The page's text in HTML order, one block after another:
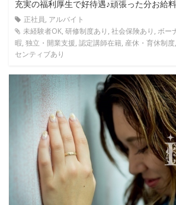
充実の福利厚生で好待遇♪頑張った分お給
正社員, アルバイト
未経験者OK, 研修制度あり, 社会保険あり, ボー
暇, 独立・開業支援, 認定講師在籍, 産休・育休制
センティブあり